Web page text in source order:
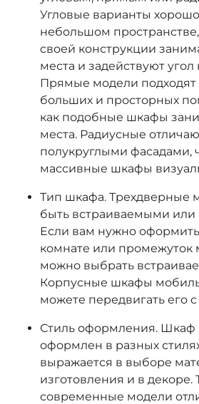
Угловые варианты
небольшом пространстве,
своей конструкции
места и задействуют
Прямые модели подходят
больших и просторных
как подобные шкафы
места. Радиусные
полукруглыми фасадами,
массивные шкафы
Тип шкафа. Трехдверные
быть встраиваемыми
Если вам нужно
комнате или промежуток
можно выбрать
Корпусные шкафы
можете передвигать его
Стиль оформления. Шкаф
оформлен в разных
выражается в выборе
изготовления и в декоре.
современные модели